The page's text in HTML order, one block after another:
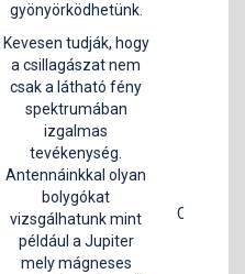
gyönyörködhetünk.
Kevesen tudják, hogy
a csillagászat nem
csak a látható fény
spektrumában
izgalmas
tevékenység.
Antennáinkkal olyan
bolygókat
vizsgálhatunk mint
például a Jupiter
mely mágneses
C1